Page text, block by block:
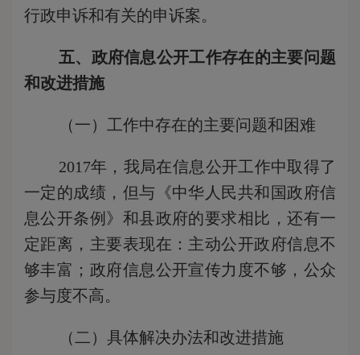
行政申诉和有关的申诉案。
五、政府信息公开工作存在的主要问题
和改进措施
（一）工作中存在的主要问题和困难
2017年，我局在信息公开工作中取得了
一定的成绩，但与《中华人民共和国政府信
息公开条例》和县政府的要求相比，还有一
定距离，主要表现在：主动公开政府信息不
够丰富；政府信息公开宣传力度不够，公众
参与度不高。
（二）具体解决办法和改进措施